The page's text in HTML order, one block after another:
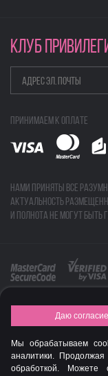
КЛУБ
Принимаем к оплате
Нами приняты все
актуальность
и полнота не могут быть
FASHION NEW
© Интернет-магазин
Даю
Мы обрабатываем
аналитики.
обработкой. Можете